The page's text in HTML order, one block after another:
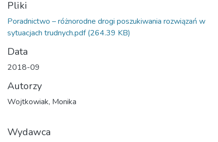
Pliki
Poradnictwo – różnorodne drogi poszukiwania rozwiązań w
sytuacjach trudnych.pdf (264.39 KB)
Data
2018-09
Autorzy
Wojtkowiak, Monika
Wydawca